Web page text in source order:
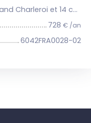
Lodelinsart 6042 - Grand Charleroi et 14 communes
728 € /an
6042FRA0028-02